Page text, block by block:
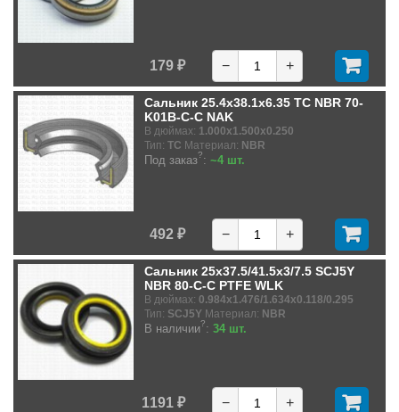
179 ₽ − +
Сальник 25.4x38.1x6.35 TC NBR 70-
K01B-C-C NAK
В дюймах: 1.000x1.500x0.250
Тип: TC Материал: NBR
Под заказ?: ~4 шт.
492 ₽ − +
Сальник 25x37.5/41.5x3/7.5 SCJ5Y
NBR 80-C-C PTFE WLK
В дюймах: 0.984x1.476/1.634x0.118/0.295
Тип: SCJ5Y Материал: NBR
В наличии?: 34 шт.
1191 ₽ − +